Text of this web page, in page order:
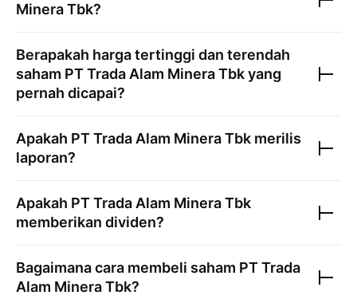
Minera Tbk?
Berapakah harga tertinggi dan terendah
saham PT Trada Alam Minera Tbkyang
pernah dicapai?
Apakah PT Trada Alam Minera Tbk merilis
laporan?
Apakah PT Trada Alam Minera Tbk
memberikan dividen?
Bagaimana cara membeli saham PT Trada
Alam Minera Tbk?